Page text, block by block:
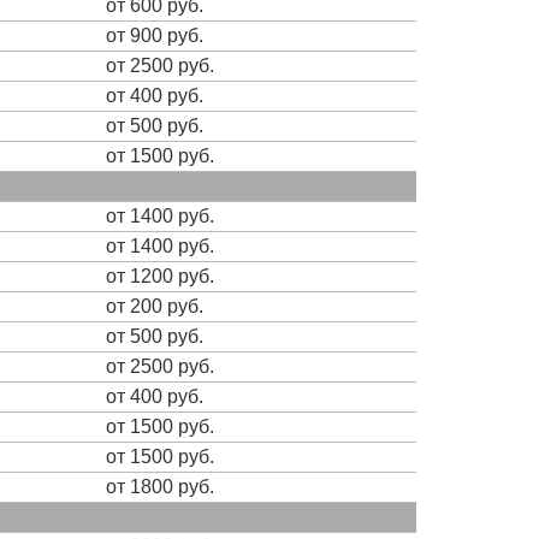
от 600 руб.
от 900 руб.
от 2500 руб.
от 400 руб.
от 500 руб.
от 1500 руб.
от 1400 руб.
от 1400 руб.
от 1200 руб.
от 200 руб.
от 500 руб.
от 2500 руб.
от 400 руб.
от 1500 руб.
от 1500 руб.
от 1800 руб.